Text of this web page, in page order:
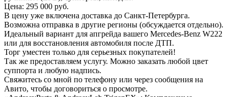
Цена: 295 000 руб.
В цену уже включена доставка до Санкт-Петербурга.
Возможна отправка в другие регионы (обсуждается отдельно).
Идеальный вариант для апгрейда вашего Mercedes-Benz W222
или для восстановления автомобиля после ДТП.
Торг уместен только для серьезных покупателей!
Так же предоставляем услугу. Можно заказать любой цвет
суппорта и любую надпись.
Свяжитесь со мной по телефону или через сообщения на
Авито, чтобы договориться о просмотре.